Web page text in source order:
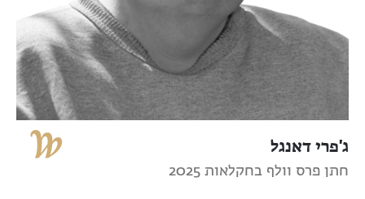
ג'פרי דאנגל
חתן פרס וולף בחקלאות 2025